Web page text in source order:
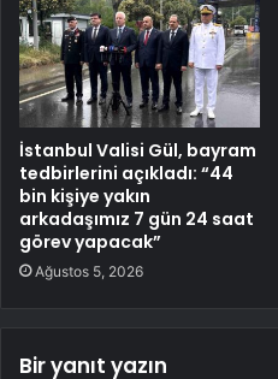
İstanbul Valisi Gül, bayram
tedbirlerini açıkladı: “44
bin kişiye yakın
arkadaşımız 7 gün 24 saat
görev yapacak”
Ağustos 5, 2026
Bir yanıt yazın